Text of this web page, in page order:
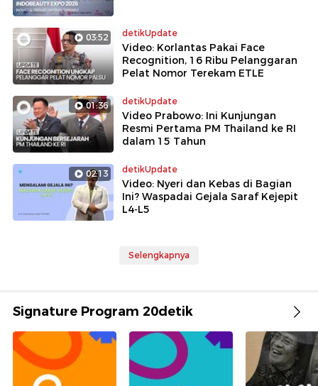
03:52 detikUpdate
Video: Korlantas Pakai Face
Recognition, 16 Ribu Pelanggaran
Pelat Nomor Terekam ETLE
01:36 detikUpdate
Video Prabowo: Ini Kunjungan
Resmi Pertama PM Thailand ke RI
dalam 15 Tahun
02:13 detikUpdate
Video: Nyeri dan Kebas di Bagian
Ini? Waspadai Gejala Saraf Kejepit
L4-L5
Selengkapnya
Signature Program 20detik